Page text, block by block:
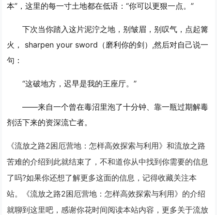
本”，这里的每一寸土地都在低语：“你可以更狠一点。”
下次当你踏入这片泥泞之地，别皱眉，别叹气，点起篝
火， sharpen your sword（磨利你的剑）,然后对自己说一
句：
“这破地方，迟早是我的王座厅。”
——来自一个曾在毒沼里泡了十分钟、靠一瓶过期解毒
剂活下来的资深流亡者。
《流放之路2困厄营地：怎样高效探索与利用》和流放之路
苦难的介绍到此就结束了，不和道你从中找到你需要的信息
了吗?如果你还想了解更多这面的信息，记得收藏关注本
站。《流放之路2困厄营地：怎样高效探索与利用》的介绍
就聊到这里吧，感谢你花时间阅读本站内容，更多关于流放